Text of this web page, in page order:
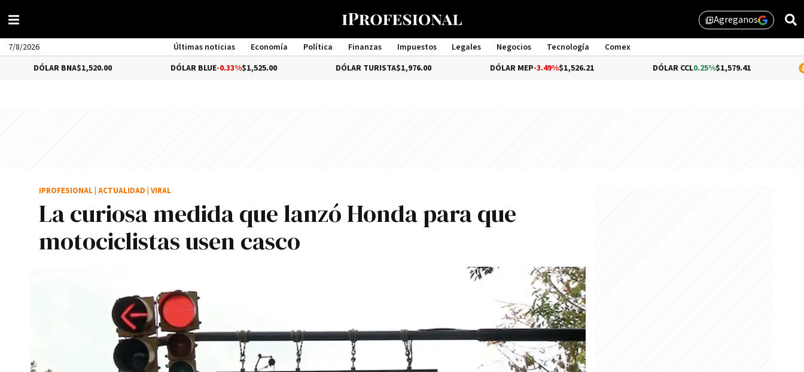
library_addAgreganos
7/8/2026 Últimas noticias Economía Política Finanzas Impuestos Legales Negocios Tecnología
Comex
Management
$1,520.00 DÓLAR BLUE-0.33%$1,525.00 DÓLAR TURISTA$1,976.00 DÓLAR MEP-3.49% $1,526.21 0.25%$1,579.41
La curiosa medida que lanzó Honda para que
motociclistas usen casco
IPROFESIONAL ACTUALIDAD VIRAL